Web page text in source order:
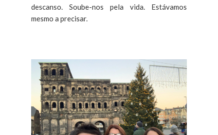
descanso. Soube-nos pela vida. Estávamos
mesmo a precisar.